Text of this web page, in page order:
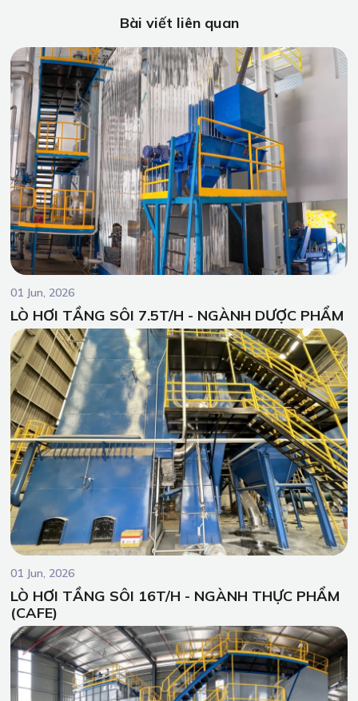
Bài viết liên quan
01 Jun, 2026
LÒ HƠI TẦNG SÔI 7.5T/H - NGÀNH DƯỢC PHẨM
01 Jun, 2026
LÒ HƠI TẦNG SÔI 16T/H - NGÀNH THỰC PHẨM
(CAFE)